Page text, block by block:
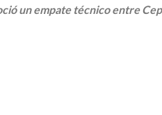
un empate técnico entre